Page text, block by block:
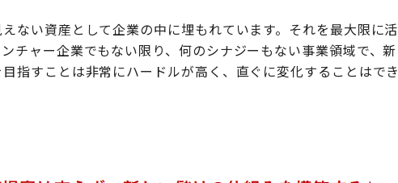
ない資産として企業の中に埋もれています。それを最大限に活
チャー企業でもない限り、何のシナジーもない事業領域で、新
指すことは非常にハードルが高く、直ぐに変化することはでき